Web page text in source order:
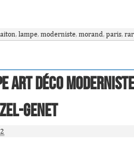
, lampe, moderniste, morand, paris,
Art Déco
genet